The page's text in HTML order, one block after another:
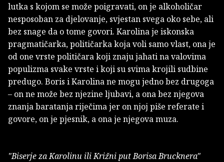
lutka s kojom se može poigravati, on je alkoholičar
nesposoban za djelovanje, svjestan svega oko sebe, ali
bez snage da o tome govori. Karolina je iskonska
pragmatičarka, političarka koja voli samo vlast, ona je
od one vrste političara koji znaju jahati na valovima
populizma svake vrste i koji su svima krojili sudbine
predugo. Boris i Karolina ne mogu jedno bez drugoga
– on ne može bez njezine ljubavi, a ona bez njegova
znanja baratanja riječima jer on njoj piše referate i
govore, on je pjesnik, a ona je njegova muza.
"Biserje za Karolinu ili Križni put Borisa Brucknera"